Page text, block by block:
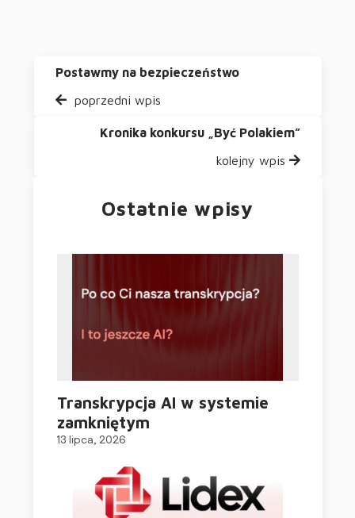
Postawmy na bezpieczeństwo
poprzedni wpis
Kronika konkursu „Być Polakiem”
kolejny wpis
Ostatnie wpisy
Transkrypcja AI w systemie
zamkniętym
13 lipca, 2026